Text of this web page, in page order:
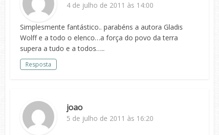
4 de julho de 2011 às 14:00
Simplesmente fantástico.. parabéns a autora Gladis
Wolff e a todo o elenco…a força do povo da terra
supera a tudo e a todos…..
Resposta
joao
5 de julho de 2011 às 16:20